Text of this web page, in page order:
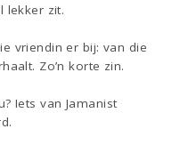
lekker zit.
vriendin er bij: van die
Zo’n korte zin.
Iets van Jamanist